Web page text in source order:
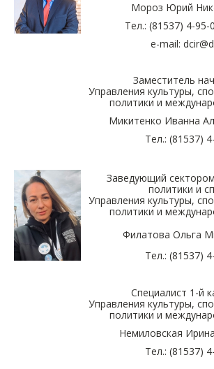
Мороз Юрий
Тел.: (81537) 4-95-
e-mail:
Заместитель
Управления культуры,
политики и
Микитенко Иванна
Тел.: (81537)
Заведующий
политики и
Управления культуры,
политики и
Филатова Ольга
Тел.: (81537)
Cпециалист 1-й
Управления культуры,
политики и
Немиловская
Тел.: (81537)